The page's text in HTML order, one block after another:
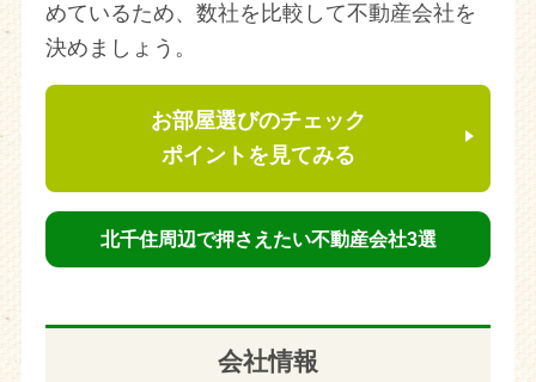
めているため、数社を比較して不動産会社を
決めましょう。
お部屋選びのチェック
ポイントを見てみる
北千住周辺で押さえたい不動産会社3選
会社情報